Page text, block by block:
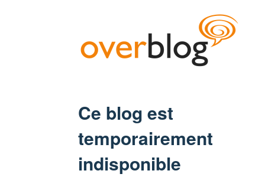
Ce blog est
temporairement
indisponible